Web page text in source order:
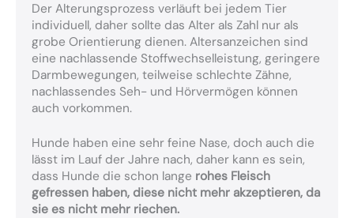
Der Alterungsprozess verläuft bei jedem Tier
individuell, daher sollte das Alter als Zahl nur als
grobe Orientierung dienen. Altersanzeichen sind
eine nachlassende Stoffwechselleistung, geringere
Darmbewegungen, teilweise schlechte Zähne,
nachlassendes Seh- und Hörvermögen können
auch vorkommen.
Hunde haben eine sehr feine Nase, doch auch die
lässt im Lauf der Jahre nach, daher kann es sein,
dass Hunde die schon lange rohes Fleisch
gefressen haben, diese nicht mehr akzeptieren, da
sie es nicht mehr riechen.